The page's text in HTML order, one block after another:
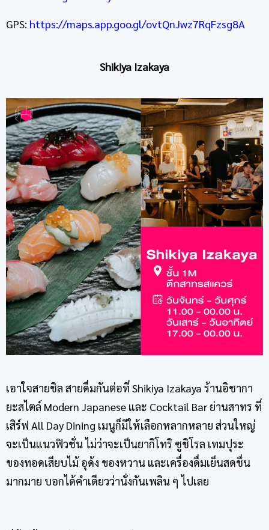
GPS: https://maps.app.goo.gl/ovtQnJwz7RqFzsg8A
Shikiya Izakaya
เอาใจสายชิล สายดื่มกันต่อที่ Shikiya Izakaya ร้านอิชากา
ยะสไตล์ Modern Japanese และ Cocktail Bar ย่านสาทร ที่
เสิร์ฟ All Day Dining เมนูก็มีให้เลือกหลากหลาย ส่วนใหญ่
จะเป็นแนวฟิวชั่น ไม่ว่าจะเป็นยากิโทริ ซูชิโรล เทมปุระ
ของทอดเสียบไม้ อุด้ง ของหวาน และเครื่องดื่มเย็นสดชื่น
มากมาย บอกได้คำเดียวว่านั่งกันเพลิน ๆ ไปเลย